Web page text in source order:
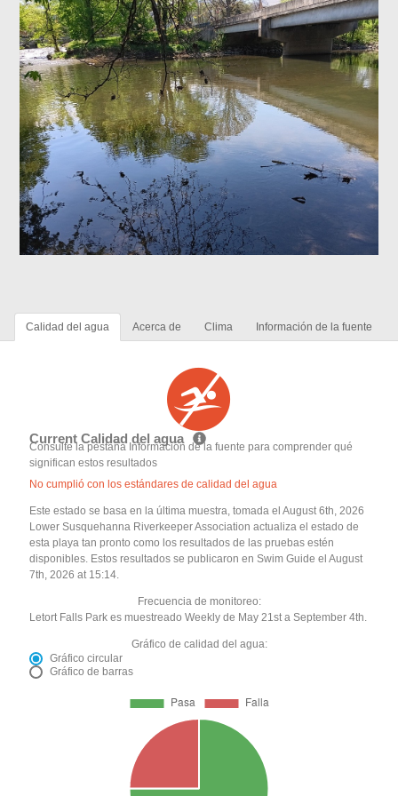
Calidad del agua Acerca de Clima Información de la fuente
Current Calidad del agua
Consulte la pestaña Información de la fuente para comprender qué
significan estos resultados
No cumplió con los estándares de calidad del agua
Este estado se basa en la última muestra, tomada el August 6th, 2026
Lower Susquehanna Riverkeeper Association actualiza el estado de
esta playa tan pronto como los resultados de las pruebas estén
disponibles. Estos resultados se publicaron en Swim Guide el August
7th, 2026 at 15:14.
Frecuencia de monitoreo:
Letort Falls Park es muestreado Weekly de May 21st a September 4th.
Gráfico de calidad del agua:
Gráfico circular
Gráfico de barras